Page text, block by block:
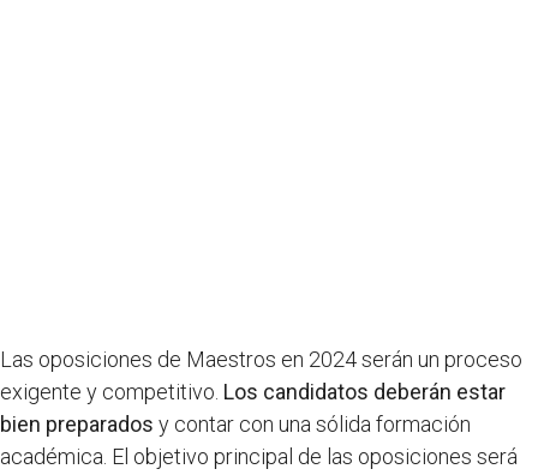
Las oposiciones de Maestros en 2024 serán un proceso
exigente y competitivo. Los candidatos deberán estar
bien preparados y contar con una sólida formación
académica. El objetivo principal de las oposiciones será